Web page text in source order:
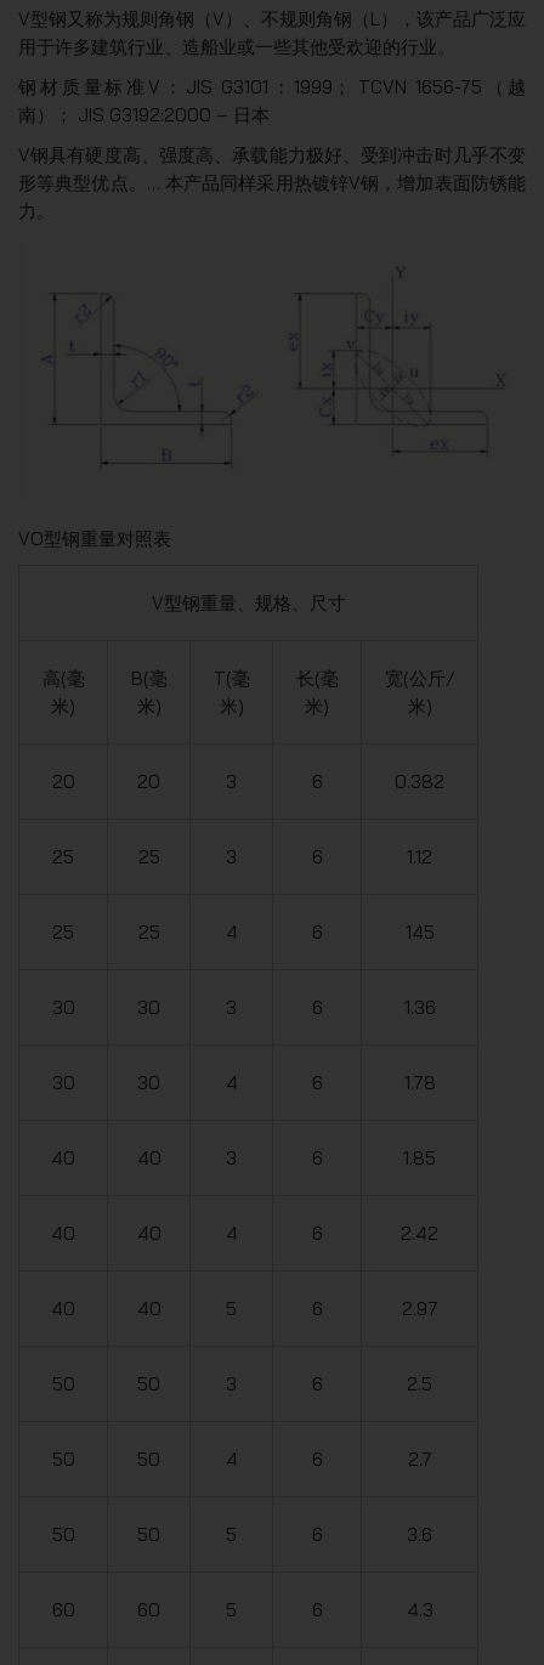
V型钢又称为规则角钢（V）、不规则角钢（L），该产品广泛应
用于许多建筑行业、造船业或一些其他受欢迎的行业。
钢材质量标准V：JIS G3101：1999； TCVN 1656-75（越
南）； JIS G3192:2000 – 日本
V钢具有硬度高、强度高、承载能力极好、受到冲击时几乎不变
形等典型优点。… 本产品同样采用热镀锌V钢，增加表面防锈能
力。
VO型钢重量对照表
V型钢重量、规格、尺寸
高(毫
米)
B(毫
米)
T(毫
米)
长(毫
米)
宽(公斤/
米)
20 20 3 6 0.382
25 25 3 6 1.12
25 25 4 6 145
30 30 3 6 1.36
30 30 4 6 1.78
40 40 3 6 1.85
40 40 4 6 2.42
40 40 5 6 2.97
50 50 3 6 2.5
50 50 4 6 2.7
50 50 5 6 3.6
60 60 5 6 4.3